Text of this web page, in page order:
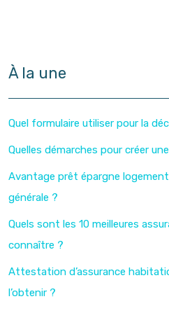
À la une
Quel formulaire utiliser pour la
Quelles démarches pour créer
Avantage prêt épargne
générale ?
Quels sont les 10 meilleures
connaître ?
Attestation d’assurance
l’obtenir ?